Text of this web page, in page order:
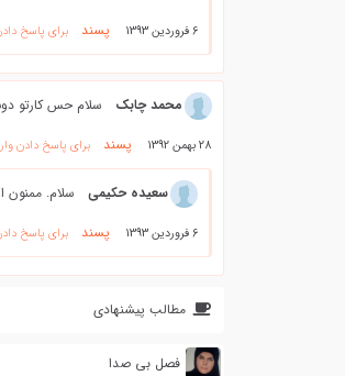
6 فروردین 1393 پسند برای پاسخ
محمد چابک سلام حس کارتو
28 بهمن 1392 پسند برای پاسخ دادن
سعیده حکیمی سلام. ممنون
6 فروردین 1393 پسند برای پاسخ
مطالب پیشنهادی
فصل بی صدا